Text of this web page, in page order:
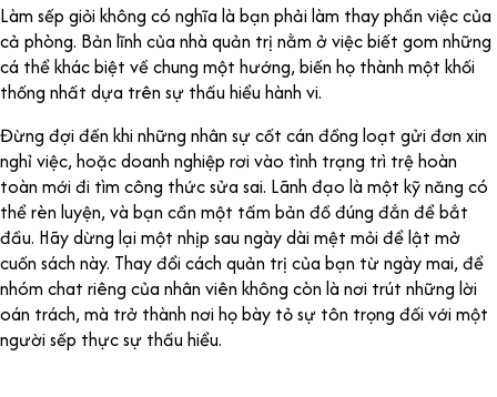
Làm sếp giỏi không có nghĩa là bạn phải làm thay phần việc của
cả phòng. Bản lĩnh của nhà quản trị nằm ở việc biết gom những
cá thể khác biệt về chung một hướng, biến họ thành một khối
thống nhất dựa trên sự thấu hiểu hành vi.
Đừng đợi đến khi những nhân sự cốt cán đồng loạt gửi đơn xin
nghỉ việc, hoặc doanh nghiệp rơi vào tình trạng trì trệ hoàn
toàn mới đi tìm công thức sửa sai. Lãnh đạo là một kỹ năng có
thể rèn luyện, và bạn cần một tấm bản đồ đúng đắn để bắt
đầu. Hãy dừng lại một nhịp sau ngày dài mệt mỏi để lật mở
cuốn sách này. Thay đổi cách quản trị của bạn từ ngày mai, để
nhóm chat riêng của nhân viên không còn là nơi trút những lời
oán trách, mà trở thành nơi họ bày tỏ sự tôn trọng đối với một
người sếp thực sự thấu hiểu.